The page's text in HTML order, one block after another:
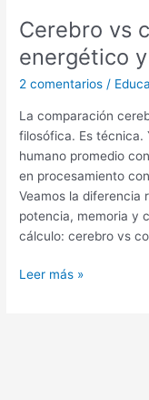
Cerebro vs
energético
2 comentarios /
La comparación
filosófica. Es técnica.
humano promedio
en procesamiento
Veamos la diferencia
potencia, memoria y
cálculo: cerebro vs
Leer más »